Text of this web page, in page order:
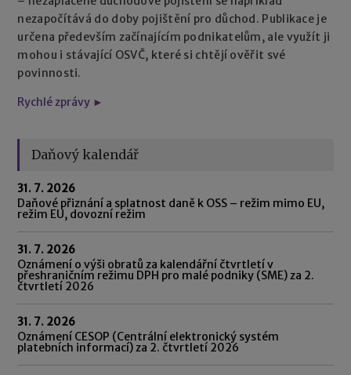
nezapočítává do doby pojištění pro důchod. Publikace je
určena především začínajícím podnikatelům, ale využít ji
mohou i stávající OSVČ, které si chtějí ověřit své
povinnosti.
Rychlé zprávy ►
Daňový kalendář
31. 7. 2026
Daňové přiznání a splatnost daně k OSS – režim mimo EU,
režim EU, dovozní režim
31. 7. 2026
Oznámení o výši obratů za kalendářní čtvrtletí v
přeshraničním režimu DPH pro malé podniky (SME) za 2.
čtvrtletí 2026
31. 7. 2026
Oznámení CESOP (Centrální elektronický systém
platebních informací) za 2. čtvrtletí 2026